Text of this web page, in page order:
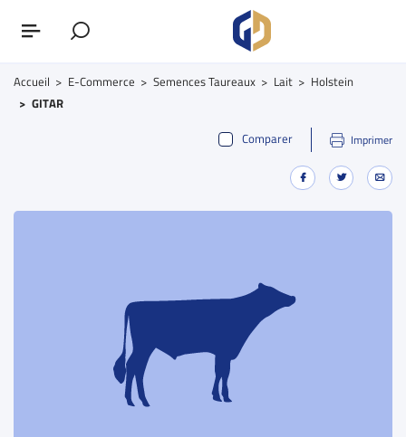
Accueil E-Commerce Semences Taureaux Lait
Holstein
GITAR
Comparer
Imprimer